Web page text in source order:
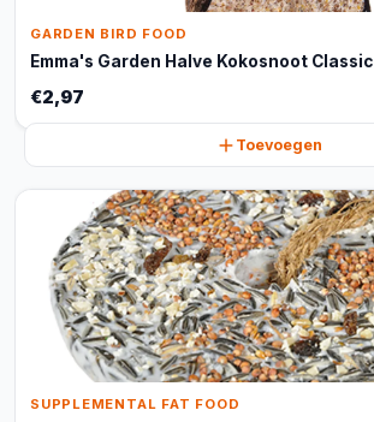
GARDEN BIRD FOOD
Emma's Garden Halve Kokosnoot Classic
€2,97
Toevoegen
SUPPLEMENTAL FAT FOOD